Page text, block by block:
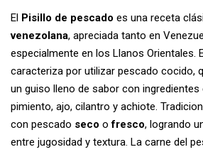
El Pisillo de pescado es una receta
venezolana, apreciada tanto en
especialmente en los Llanos Orientales.
caracteriza por utilizar pescado cocido,
un guiso lleno de sabor con
pimiento, ajo, cilantro y achiote.
con pescado seco ofresco, logrando
entre jugosidad y textura. La carne del